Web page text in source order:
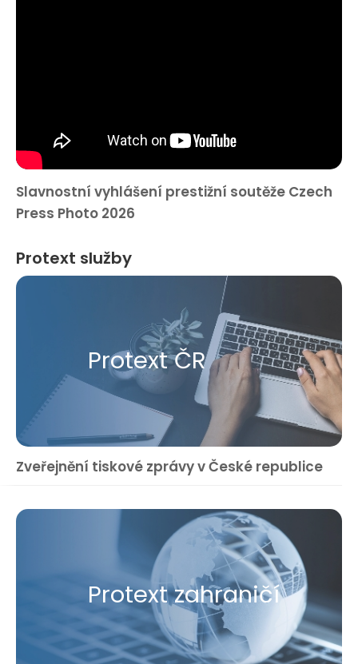
Slavnostní vyhlášení prestižní soutěže Czech
Press Photo 2026
Protext služby
Protext ČR
Zveřejnění tiskové zprávy v České republice
Protext zahraničí